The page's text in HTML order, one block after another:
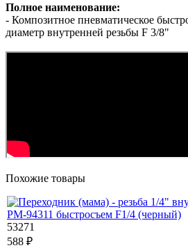
Полное наименование:
- Композитное пневматическое
диаметр внутренней резьбы F 3/8"
Похожие товары
53271
588 ₽